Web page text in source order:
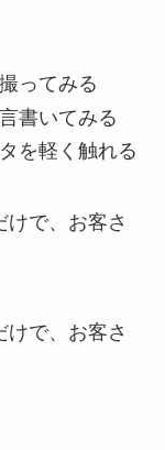
ってみる
書いてみる
を軽く触れる
けで、お客さ
けで、お客さ